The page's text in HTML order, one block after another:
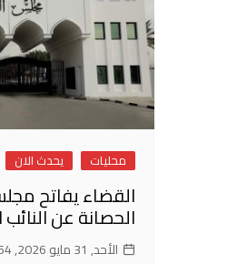
محليات يحدث الان
القضاء يفاتح
الحصانة عن النائب
الأحد, 31 مايو 2026, 17:54